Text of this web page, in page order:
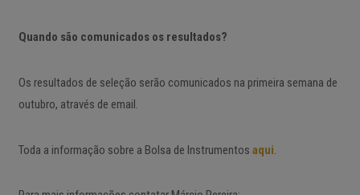
Quando são comunicados os resultados?
Os resultados de seleção serão comunicados na primeira semana de
outubro, através de email.
Toda a informação sobre a Bolsa de Instrumentos aqui.